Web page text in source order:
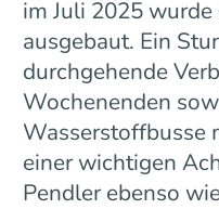
im Juli 2025
ausgebaut. Ein
durchgehende
Wochenenden
Wasserstoffbusse
einer wichtigen
Pendler ebenso